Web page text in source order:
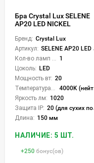
Бра Crystal Lux SELENE
AP20 LED NICKEL
Бренд: Crystal Lux
Артикул: SELENE AP20 LED NICKEL
1
Цоколь: LED
Мощность вт: 20
4000K (нейтральный)
Яркость лм: 1020
Защита IP: 20 (для сухих пом.)
Длина: 150 мм
НАЛИЧИЕ: 5 ШТ.
+250 бонус(ов)